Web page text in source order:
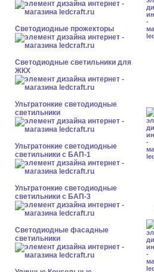
Светодиодные прожекторы
Светодиодные светильники для
ЖКХ
Ультратонкие светодиодные
светильники
Ультратонкие светодиодные
светильники с БАП-1
Ультратонкие светодиодные
светильники с БАП-3
Светодиодные фасадные
светильники